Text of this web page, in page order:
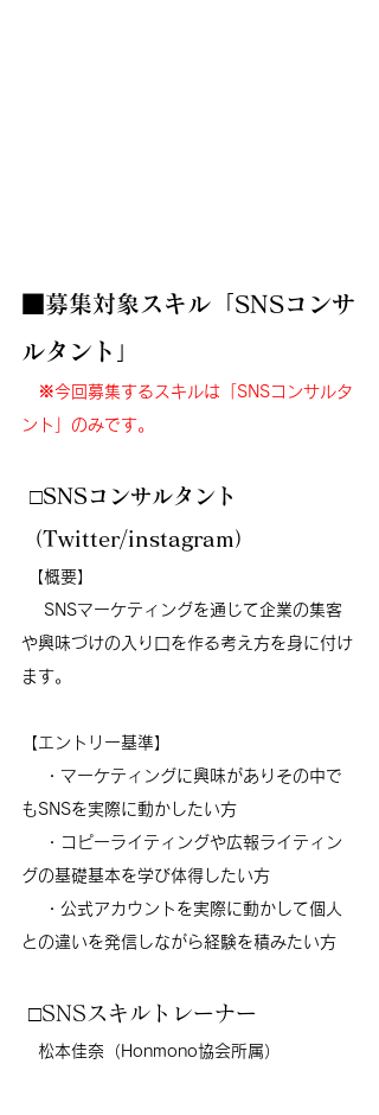
■募集対象スキル「SNSコンサ
ルタント」
※今回募集するスキルは「SNSコンサルタ
ント」のみです。
（Twitter/instagram）
【概要】
や興味づけの入り口を作る考え方を身に付け
ます。
【エントリー基準】
・マーケティングに興味がありその中で
もSNSを実際に動かしたい方
・コピーライティングや広報ライティン
グの基礎基本を学び体得したい方
・公式アカウントを実際に動かして個人
との違いを発信しながら経験を積みたい方
□SNSスキルトレーナー
松本佳奈（Honmono協会所属）